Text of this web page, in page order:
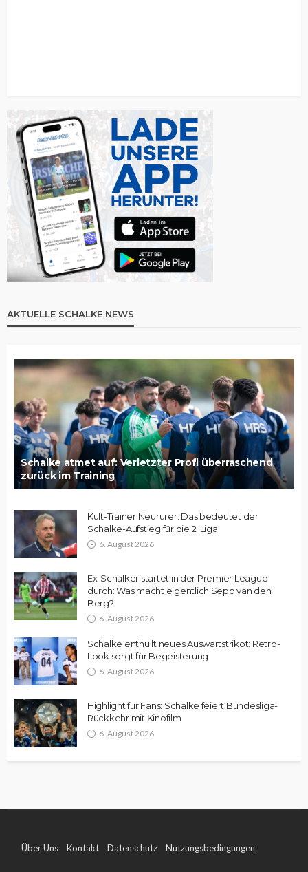
AKTUELLE SCHALKE NEWS
Schalke atmet auf: Verletzter Profi überraschend
zurück im Training
Kult-Trainer Neururer: Das bedeutet der
Schalke-Aufstieg für die 2. Liga
6. August 2026
Ex-Schalker startet in der Premier League
durch: Was macht eigentlich Sepp van den
Berg?
6. August 2026
Schalke enthüllt neues Auswärtstrikot: Retro-
Look sorgt für Begeisterung
6. August 2026
Highlight für Fans: Schalke feiert Bundesliga-
Rückkehr mit Kinofilm
6. August 2026
Über Uns Kontakt Datenschutz Nutzungsbedingungen